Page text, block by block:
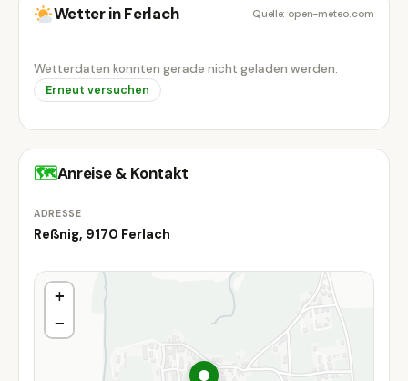
Wetter in Ferlach Quelle: open-meteo.com
Wetterdaten konnten gerade nicht geladen werden.
Erneut versuchen
🗺Anreise & Kontakt
ADRESSE
Reßnig, 9170 Ferlach
+
−